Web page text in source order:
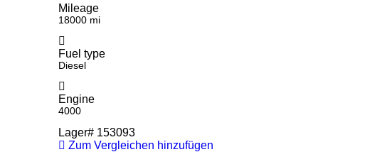
Mileage
18000 mi
Fuel type
Diesel
Engine
4000
Lager# 153093
Zum Vergleichen hinzufügen